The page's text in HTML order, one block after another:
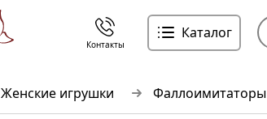
Женские игрушки Фаллоимитаторы
Контакты
Каталог